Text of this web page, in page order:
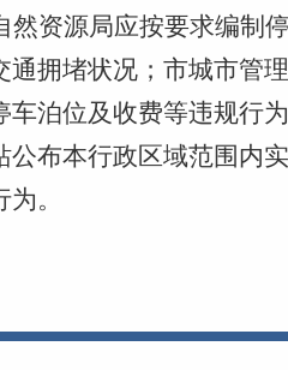
然资源局应按要求编制
通拥堵状况；市城市管
车泊位及收费等违规行
公布本行政区域范围内
。